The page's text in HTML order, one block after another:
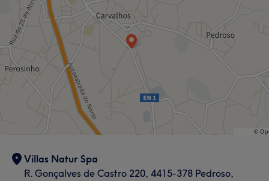
Villas Natur Spa
R. Gonçalves de Castro 220, 4415-378 Pedroso,